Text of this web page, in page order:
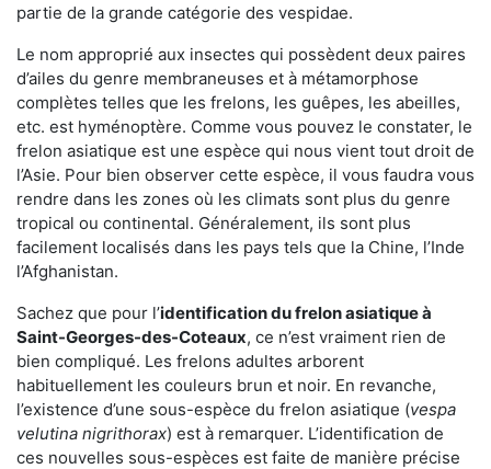
partie de la grande catégorie des vespidae.
Le nom approprié aux insectes qui possèdent deux paires
d’ailes du genre membraneuses et à métamorphose
complètes telles que les frelons, les guêpes, les abeilles,
etc. est hyménoptère. Comme vous pouvez le constater, le
frelon asiatique est une espèce qui nous vient tout droit de
l’Asie. Pour bien observer cette espèce, il vous faudra vous
rendre dans les zones où les climats sont plus du genre
tropical ou continental. Généralement, ils sont plus
facilement localisés dans les pays tels que la Chine, l’Inde
l’Afghanistan.
Sachez que pour l’identification du frelon asiatiqueà
Saint-Georges-des-Coteaux, ce n’est vraiment rien de
bien compliqué. Les frelons adultes arborent
habituellement les couleurs brun et noir. En revanche,
l’existence d’une sous-espèce du frelon asiatique (vespa
velutina nigrithorax) est à remarquer. L’identification de
ces nouvelles sous-espèces est faite de manière précise